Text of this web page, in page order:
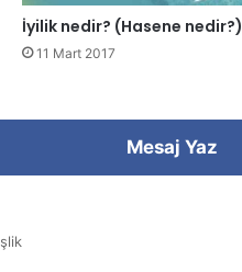
İyilik nedir? (Hasene nedir?)
11 Mart 2017
Mesaj Yaz